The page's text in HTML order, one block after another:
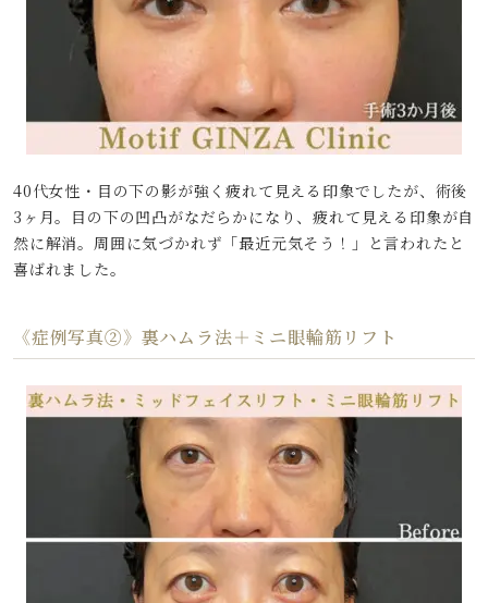
40代女性・目の下の影が強く疲れて見える印象でしたが、術後
3ヶ月。目の下の凹凸がなだらかになり、疲れて見える印象が自
然に解消。周囲に気づかれず「最近元気そう！」と言われたと
喜ばれました。
《症例写真②》裏ハムラ法＋ミニ眼輪筋リフト